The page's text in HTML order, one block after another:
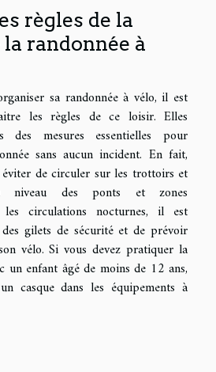
règles de la
randonnée à
sa randonnée à vélo, il est
les règles de ce loisir. Elles
des mesures essentielles pour
sans aucun incident. En fait,
de circuler sur les trottoirs et
niveau des ponts et zones
les circulations nocturnes, il est
gilets de sécurité et de prévoir
vélo. Si vous devez pratiquer la
un enfant âgé de moins de 12 ans,
casque dans les équipements à